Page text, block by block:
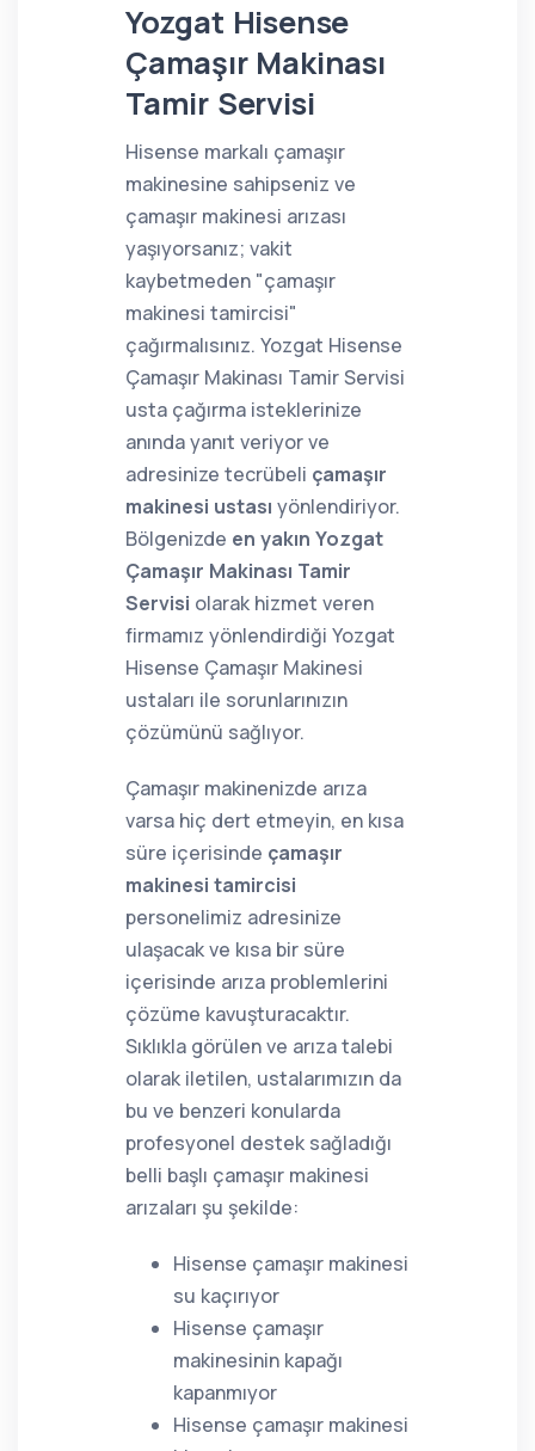
Yozgat Hisense
Çamaşır Makinası
Tamir Servisi
Hisense markalı çamaşır
makinesine sahipseniz ve
çamaşır makinesi arızası
yaşıyorsanız; vakit
kaybetmeden "çamaşır
makinesi tamircisi"
çağırmalısınız. Yozgat Hisense
Çamaşır Makinası Tamir Servisi
usta çağırma isteklerinize
anında yanıt veriyor ve
adresinize tecrübeli çamaşır
makinesi ustası yönlendiriyor.
Bölgenizde en yakın Yozgat
Çamaşır Makinası Tamir
Servisi olarak hizmet veren
firmamız yönlendirdiği Yozgat
Hisense Çamaşır Makinesi
ustaları ile sorunlarınızın
çözümünü sağlıyor.
Çamaşır makinenizde arıza
varsa hiç dert etmeyin, en kısa
süre içerisinde çamaşır
makinesi tamircisi
personelimiz adresinize
ulaşacak ve kısa bir süre
içerisinde arıza problemlerini
çözüme kavuşturacaktır.
Sıklıkla görülen ve arıza talebi
olarak iletilen, ustalarımızın da
bu ve benzeri konularda
profesyonel destek sağladığı
belli başlı çamaşır makinesi
arızaları şu şekilde:
Hisense çamaşır makinesi
su kaçırıyor
Hisense çamaşır
makinesinin kapağı
kapanmıyor
Hisense çamaşır makinesi